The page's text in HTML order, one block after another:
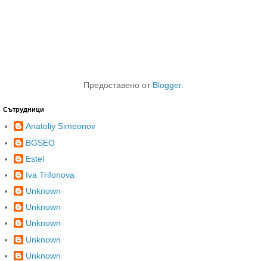
Предоставено от Blogger.
Сътрудници
Anatoliy Simeonov
BGSEO
Estel
Iva Trifonova
Unknown
Unknown
Unknown
Unknown
Unknown